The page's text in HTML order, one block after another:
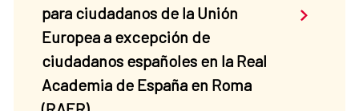
para ciudadanos de la Unión
Europea a excepción de
ciudadanos españoles en la Real
Academia de España en Roma
Saber